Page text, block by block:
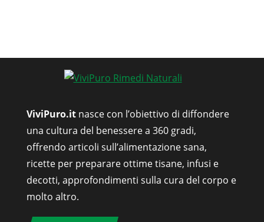
ViviPuro.it nasce con l’obiettivo di diffondere
una cultura del benessere a 360 gradi,
offrendo articoli sull’alimentazione sana,
ricette per preparare ottime tisane, infusi e
decotti, approfondimenti sulla cura del corpo e
molto altro.